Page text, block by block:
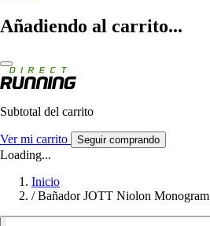
Añadiendo al carrito...
Subtotal del carrito
Ver mi carrito Seguir comprando
Loading...
Inicio
/ Bañador JOTT Niolon Monogram